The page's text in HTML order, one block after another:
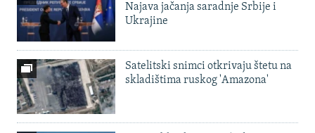
Najava jačanja saradnje Srbije i
Ukrajine
Satelitski snimci otkrivaju štetu na
skladištima ruskog 'Amazona'